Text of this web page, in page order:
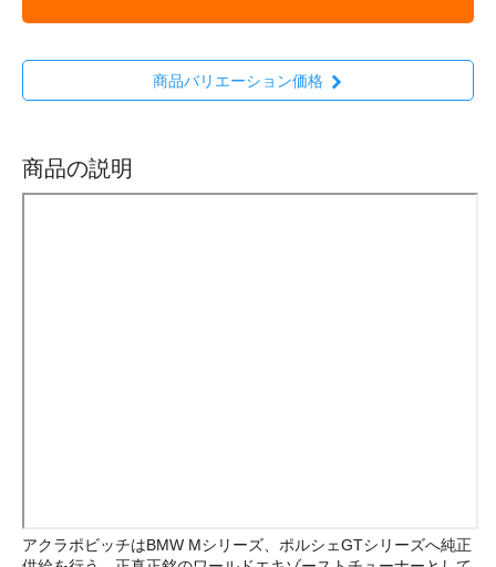
商品バリエーション価格
商品の説明
アクラポビッチはBMW Mシリーズ、ポルシェGTシリーズへ純正